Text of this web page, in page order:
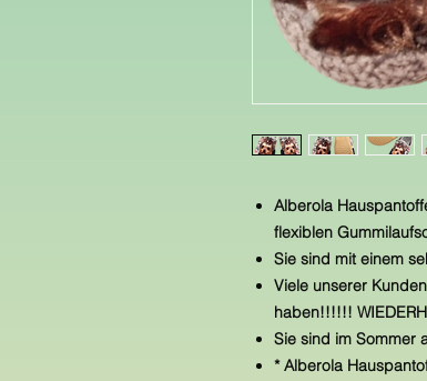
Alberola
flexiblen
Sie sind mit einem
Viele unserer
haben!!!!!!
Sie sind im Sommer
* Alberola